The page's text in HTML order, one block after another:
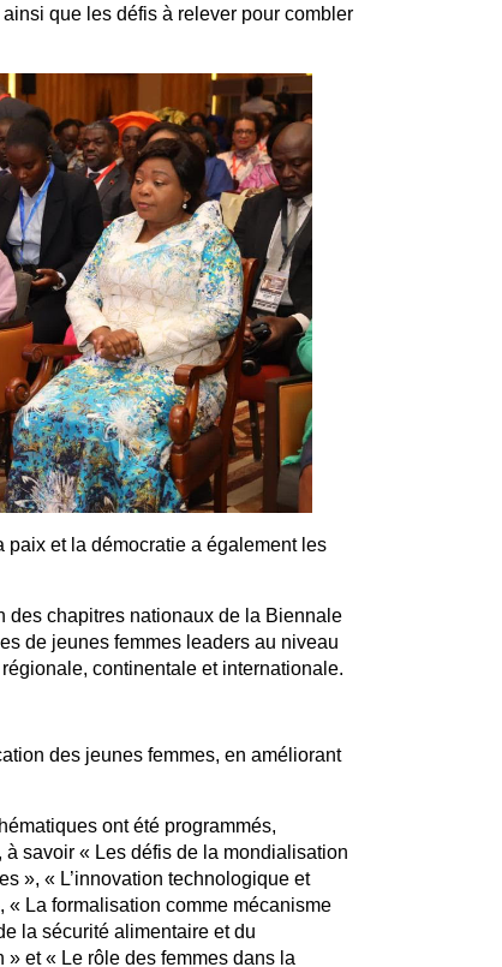
que les défis à relever pour combler
et la démocratie a également les
des chapitres nationaux de la Biennale
de jeunes femmes leaders au niveau
continentale et internationale.
des jeunes femmes, en améliorant
ont été programmés,
savoir « Les défis de la mondialisation
», « L’innovation technologique et
« La formalisation comme mécanisme
la sécurité alimentaire et du
et « Le rôle des femmes dans la